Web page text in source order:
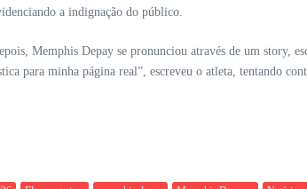
a indignação do público.
Memphis Depay se pronunciou através de um story,
para minha página real”, escreveu o atleta, tentando